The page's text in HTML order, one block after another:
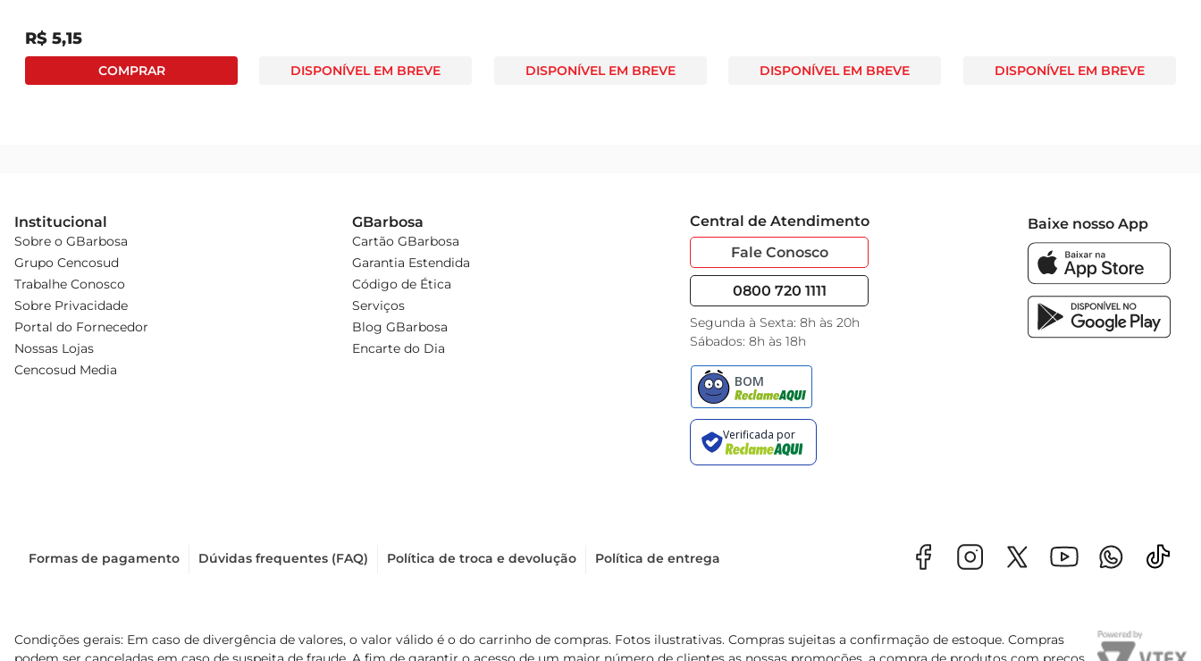
R$ 5,15
DISPONÍVEL EM BREVE DISPONÍVEL EM BREVE DISPONÍVEL EM BREVE DISPONÍVEL EM BREVE
Institucional
Sobre o GBarbosa
Grupo Cencosud
Trabalhe Conosco
Sobre Privacidade
Portal do Fornecedor
Nossas Lojas
Cencosud Media
GBarbosa
Cartão GBarbosa
Garantia Estendida
Código de Ética
Serviços
Blog GBarbosa
Encarte do Dia
Central de Atendimento
Fale Conosco
0800 720 1111
Segunda à Sexta: 8h às 20h
Sábados: 8h às 18h
Baixe nosso App
Formas de pagamento Dúvidas frequentes (FAQ) Política de troca e devolução Política de entrega
Condições gerais: Em caso de divergência de valores, o valor válido é o do carrinho de compras. Fotos ilustrativas. Compras sujeitas a confirmação de estoque. Compras